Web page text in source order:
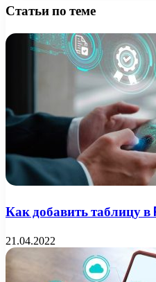
Статьи по теме
Как добавить таблицу
21.04.2022